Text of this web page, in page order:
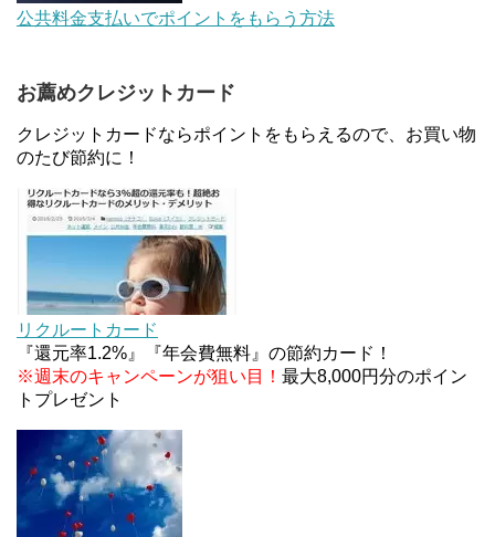
au Pay等に等価交換できる「えらべるギフト」がフ
ァミリマートとミニストップで登場！WAON1%還
JCBカードWでApple Pay追加時のナビダイヤル
0570を回避する方法
住信SBIネット銀行のデビットカードPoint＋で最大
2%還元！V NEOバンクデビットとどっちが良い？
条件などまとめ
マイナンバーカードの点字っている？デメリット3
公共料金支払いでポイントをもらう方法
お薦めクレジットカード
クレジットカードならポイントをもらえるので、お買い物
のたび節約に！
リクルートカード
『還元率1.2%』『年会費無料』の節約カード！
※週末のキャンペーンが狙い目！ 最大8,000円分のポイン
トプレゼント